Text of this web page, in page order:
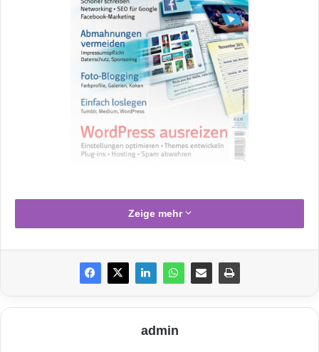
Quellenangabe: „obs/c’t/c’t wissen
– WordPress, das bei Bloggern
beliebte CMS, bietet unzählige Erweiterungen,
die zum Auszuprobieren verführen. Doch zu
viele Plug-ins können das System
Zeige mehr
admin